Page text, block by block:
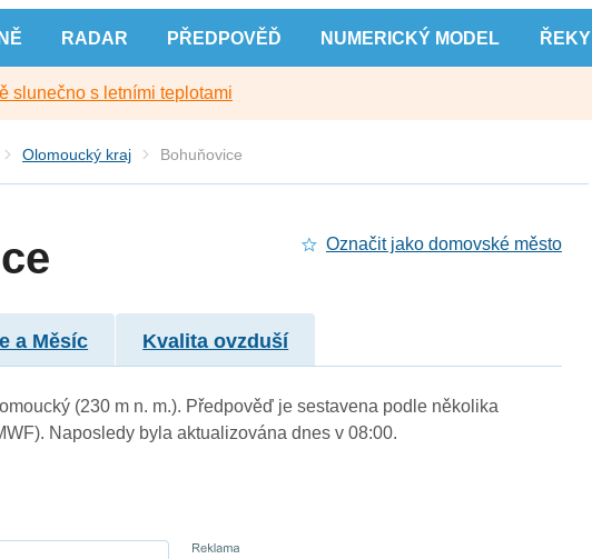
RADAR PŘEDPOVĚĎ NUMERICKÝ MODEL ŘEKY
slunečno s letními teplotami
Olomoucký kraj Bohuňovice
Označit jako domovské město
a Měsíc Kvalita ovzduší
(230 m n. m.). Předpověď je sestavena podle několika
Naposledy byla aktualizována dnes v 08:00.